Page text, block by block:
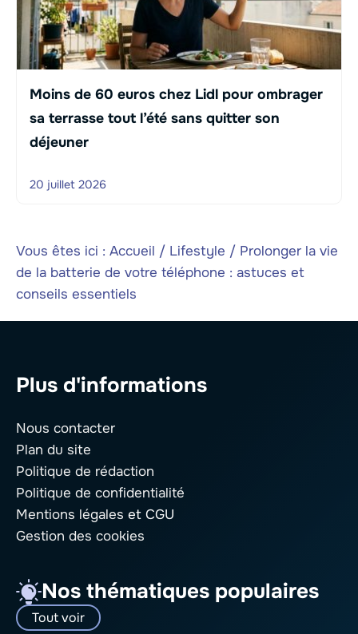
Moins de 60 euros chez Lidl pour ombrager
sa terrasse tout l’été sans quitter son
déjeuner
20 juillet 2026
Vous êtes ici : Accueil / Lifestyle / Prolonger la vie
de la batterie de votre téléphone : astuces et
conseils essentiels
Plus d'informations
Nous contacter
Plan du site
Politique de rédaction
Politique de confidentialité
Mentions légales et CGU
Gestion des cookies
Nos thématiques populaires
Tout voir